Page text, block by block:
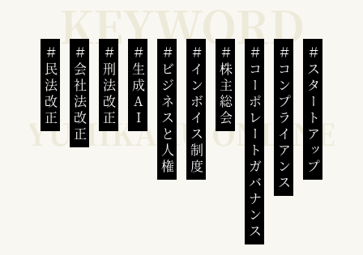
民法改正 会社法改正 刑法改正 生成AI ビジネスと人権インボイス制度 株主総会 コーポレートガバナンスコンプライアンススタートアップ